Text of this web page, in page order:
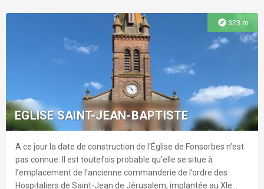
LE HARAS DE LORANE
Débutants ou confirmés, vous trouverez des installations
propres et de qualité sur 25ha, disponibles toute la journée. Un
grand club house et une ambiance conviviale et décontractée,
qu’on y vienne pour la compétition ou pour le loisir. Grand
domaine où promenades à cheval, cross, piste de galop, horse
ball, manège, spring- garden et carrière sont à votre
disposition. Balades en main à partir de 3 ans avec présence
parents. Personnes en situation de handicap, contacter
explore 323 m
EGLISE SAINT-JEAN-BAPTISTE
A ce jour la date de construction de l'Église de Fonsorbes n’est
pas connue. Il est toutefois probable qu’elle se situe à
l’emplacement de l’ancienne commanderie de l’ordre des
Hospitaliers de Saint-Jean de Jérusalem, implantée au XIe